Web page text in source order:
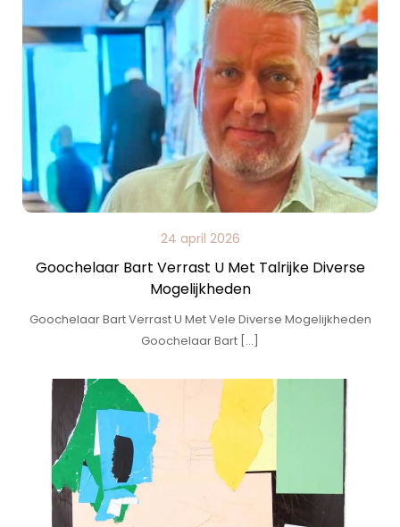
24 april 2026
Goochelaar Bart Verrast U Met Talrijke Diverse
Mogelijkheden
Goochelaar Bart Verrast U Met Vele Diverse Mogelijkheden
Goochelaar Bart […]